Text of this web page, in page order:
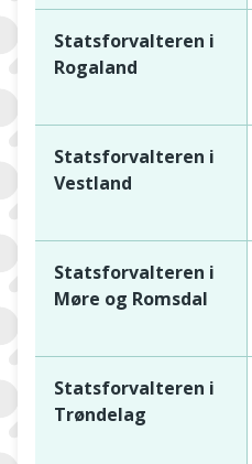
Statsforvalteren i
Rogaland
Statsforvalteren i
Vestland
Statsforvalteren i
Møre og Romsdal
Statsforvalteren i
Trøndelag